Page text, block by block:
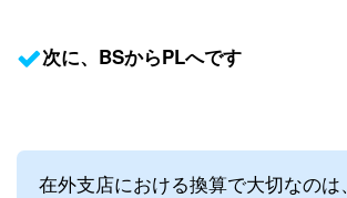
次に、BSからPLへです
在外支店における換算で大切なのは、